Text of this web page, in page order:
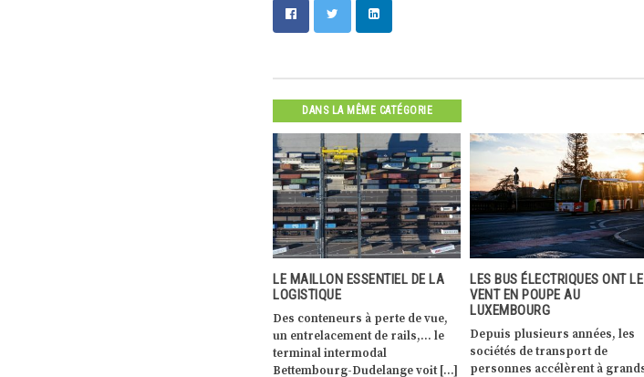
DANS LA MÊME CATÉGORIE
LES BUS ÉLECTRIQUES ONT LE
VENT EN POUPE AU
LUXEMBOURG
Depuis plusieurs années, les
sociétés de transport de
personnes accélèrent à grands
L’ALLEMAGNE MISE SUR LE
TRAIN À HYDROGÈNE
Après avoir inauguré au cours
du mois d’août 2022 la première
ligne ferroviaire au monde […]